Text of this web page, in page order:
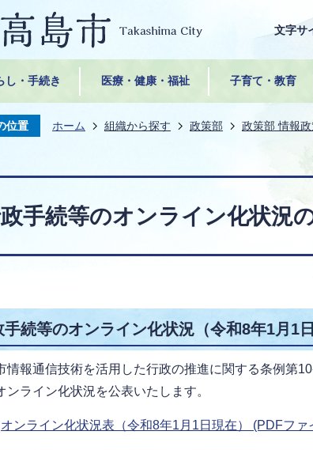
文字サ
し・手続き 医療・健康・福祉 子育て・教育
位置 ホーム 組織から探す 政策部 政策部 情報
手続等のオンライン化状況
手続等のオンライン化状況（令和8年1月1日
情報通信技術を活用した行政の推進に関する条例第
ンライン化状況を公表いたします。
オンライン化状況表（令和8年1月1日現在） (PDFファ